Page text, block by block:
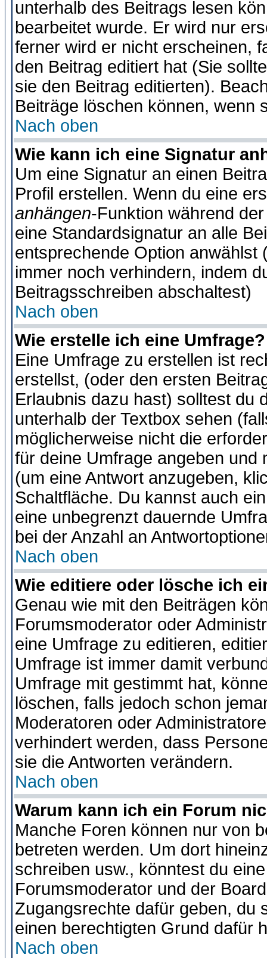
unterhalb des Beitrags lesen
bearbeitet wurde. Er wird nur
ferner wird er nicht erscheinen,
den Beitrag editiert hat (Sie
sie den Beitrag editierten).
Beiträge löschen können, wenn
Nach oben
Wie kann ich eine Signatur
Um eine Signatur an einen
Profil erstellen. Wenn du eine
anhängen-Funktion während
eine Standardsignatur an alle
entsprechende Option anwählst
immer noch verhindern, indem
Beitragsschreiben abschaltest)
Nach oben
Wie erstelle ich eine Umfrage?
Eine Umfrage zu erstellen ist
erstellst, (oder den ersten
Erlaubnis dazu hast) solltest du
unterhalb der Textbox sehen
möglicherweise nicht die
für deine Umfrage angeben und
(um eine Antwort anzugeben,
Schaltfläche. Du kannst auch
eine unbegrenzt dauernde
bei der Anzahl an
Nach oben
Wie editiere oder lösche ich
Genau wie mit den Beiträgen
Forumsmoderator oder
eine Umfrage zu editieren,
Umfrage ist immer damit
Umfrage mit gestimmt hat,
löschen, falls jedoch schon
Moderatoren oder
verhindert werden, dass
sie die Antworten verändern.
Nach oben
Warum kann ich ein Forum
Manche Foren können nur von
betreten werden. Um dort
schreiben usw., könntest du
Forumsmoderator und der
Zugangsrechte dafür geben, du
einen berechtigten Grund dafür
Nach oben